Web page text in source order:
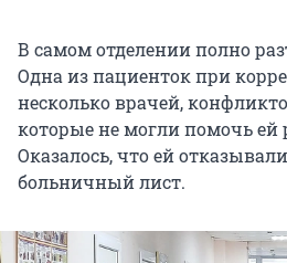
В самом отделении полно
Одна из пациенток при
несколько врачей,
которые не могли помочь ей
Оказалось, что ей
больничный лист.